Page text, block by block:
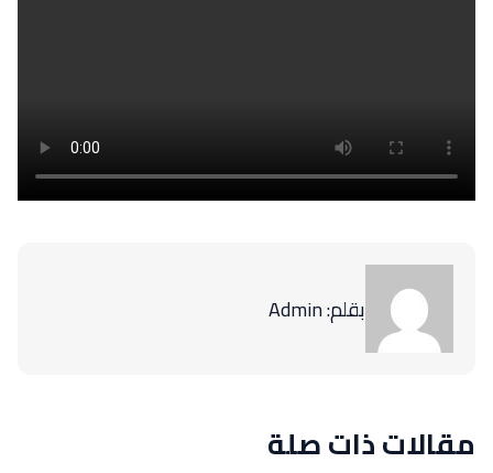
بقلم: Admin
مقالات ذات صلة